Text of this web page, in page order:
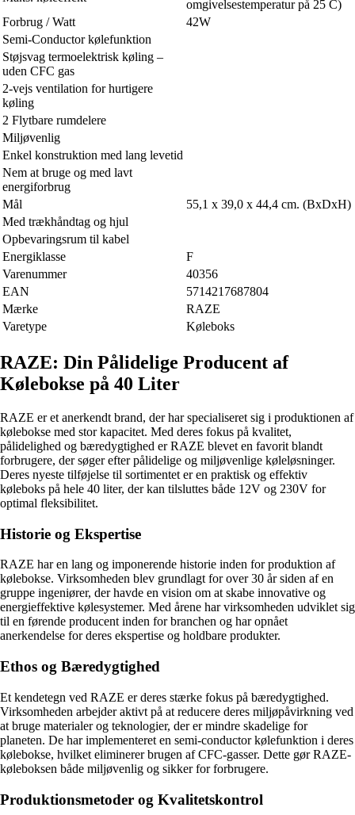
omgivelsestemperatur på 25 C)
Forbrug / Watt
42W
Semi-Conductor kølefunktion
Støjsvag termoelektrisk køling –
uden CFC gas
2-vejs ventilation for hurtigere
køling
2 Flytbare rumdelere
Miljøvenlig
Enkel konstruktion med lang levetid
Nem at bruge og med lavt
energiforbrug
Mål
55,1 x 39,0 x 44,4 cm. (BxDxH)
Med trækhåndtag og hjul
Opbevaringsrum til kabel
Energiklasse
F
Varenummer
40356
EAN
5714217687804
Mærke
RAZE
Varetype
Køleboks
RAZE: Din Pålidelige Producent af
Kølebokse på 40 Liter
RAZE er et anerkendt brand, der har specialiseret sig i produktionen af
kølebokse med stor kapacitet. Med deres fokus på kvalitet,
pålidelighed og bæredygtighed er RAZE blevet en favorit blandt
forbrugere, der søger efter pålidelige og miljøvenlige køleløsninger.
Deres nyeste tilføjelse til sortimentet er en praktisk og effektiv
køleboks på hele 40 liter, der kan tilsluttes både 12V og 230V for
optimal fleksibilitet.
Historie og Ekspertise
RAZE har en lang og imponerende historie inden for produktion af
kølebokse. Virksomheden blev grundlagt for over 30 år siden af en
gruppe ingeniører, der havde en vision om at skabe innovative og
energieffektive kølesystemer. Med årene har virksomheden udviklet sig
til en førende producent inden for branchen og har opnået
anerkendelse for deres ekspertise og holdbare produkter.
Ethos og Bæredygtighed
Et kendetegn ved RAZE er deres stærke fokus på bæredygtighed.
Virksomheden arbejder aktivt på at reducere deres miljøpåvirkning ved
at bruge materialer og teknologier, der er mindre skadelige for
planeten. De har implementeret en semi-conductor kølefunktion i deres
kølebokse, hvilket eliminerer brugen af CFC-gasser. Dette gør RAZE-
køleboksen både miljøvenlig og sikker for forbrugere.
Produktionsmetoder og Kvalitetskontrol